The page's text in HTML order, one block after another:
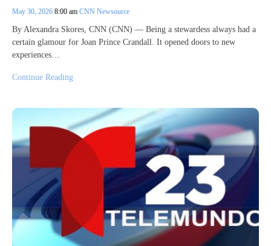
May 30, 2026 8:00 am CNN Newsource
By Alexandra Skores, CNN (CNN) — Being a stewardess always had a
certain glamour for Joan Prince Crandall. It opened doors to new
experiences…
Continue Reading